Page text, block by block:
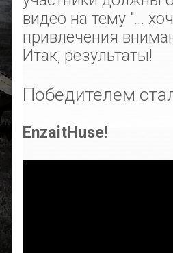
видео на тему "...
привлечения
Итак, результаты!
Победителем
EnzaitHuse!